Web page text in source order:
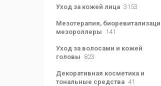
Уход за кожей лица 3153
Мезотерапия,
мезороллеры 141
Уход за волосами и кожей
головы 823
Декоративная косметика и
тональные средства 41